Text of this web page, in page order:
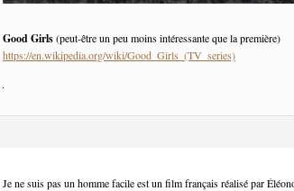
Good Girls(peut-être un peu moins intéressante que la première)
https://en.wikipedia.org/wiki/Good_Girls_(TV_series)
Je ne suis pas un homme facile est un film français réalisé par